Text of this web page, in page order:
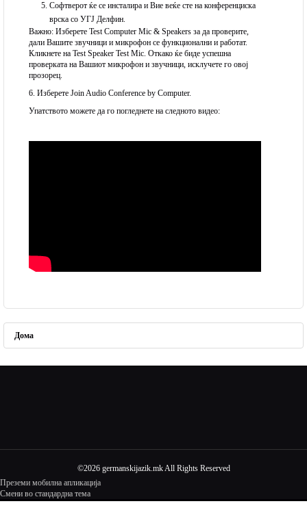
Софтверот ќе се инсталира и Вие веќе сте на конференциска
врска со УГЈ Делфин.
Важно: Изберете Test Computer Mic & Speakers за да проверите,
дали Вашите звучници и микрофон се функционални и работат.
Кликнете на Test Speaker Test Mic. Откако ќе биде успешна
проверката на Вашиот микрофон и звучници, исклучете го овој
прозорец.
6. Изберете Join Audio Conference by Computer.
Упатството можете да го погледнете на следното видео:
Дома
©2026 germanskijazik.mk All Rights Reserved
Преземи мобилна апликација
Смени во стандардна тема